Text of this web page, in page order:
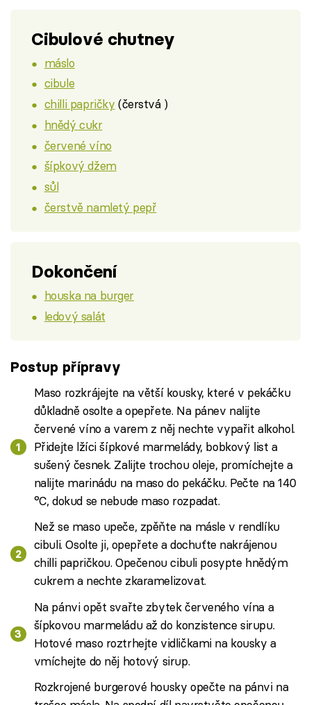
Cibulové chutney
máslo
cibule
chilli papričky (čerstvá )
hnědý cukr
červené víno
šípkový džem
sůl
čerstvě namletý pepř
Dokončení
houska na burger
ledový salát
Postup přípravy
Maso rozkrájejte na větší kousky, které v pekáčku
důkladně osolte a opepřete. Na pánev nalijte
červené víno a varem z něj nechte vypařit alkohol.
Přidejte lžíci šípkové marmelády, bobkový list a
sušený česnek. Zalijte trochou oleje, promíchejte a
nalijte marinádu na maso do pekáčku. Pečte na 140
°C, dokud se nebude maso rozpadat.
Než se maso upeče, zpěňte na másle v rendlíku
cibuli. Osolte ji, opepřete a dochuťte nakrájenou
chilli papričkou. Opečenou cibuli posypte hnědým
cukrem a nechte zkaramelizovat.
Na pánvi opět svařte zbytek červeného vína a
šípkovou marmeládu až do konzistence sirupu.
Hotové maso roztrhejte vidličkami na kousky a
vmíchejte do něj hotový sirup.
Rozkrojené burgerové housky opečte na pánvi na